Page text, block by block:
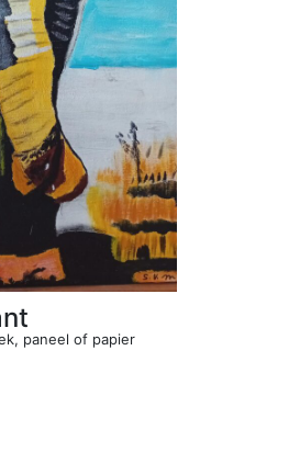
paneel of papier